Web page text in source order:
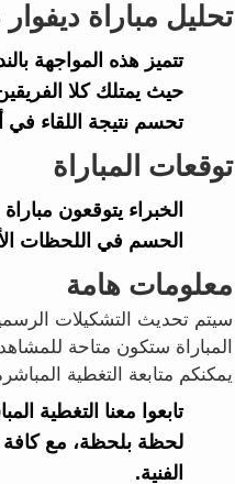
تحليل مباراة
تتميز هذه المواجهة
حيث يمتلك كلا
تحسم نتيجة اللقاء
توقعات المباراة
الخبراء يتوقعون
الحسم في اللحظات
معلومات هامة
سيتم تحديث التشكيلات
المباراة ستكون متاحة
يمكنكم متابعة التغطية
تابعوا معنا التغطية
لحظة بلحظة، مع كافة
الفنية.